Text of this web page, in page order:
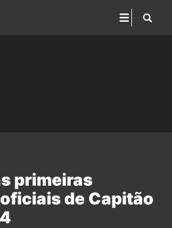
primeiras
de Capitão